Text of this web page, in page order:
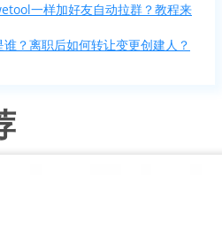
一样加好友自动拉群？教程来
？离职后如何转让变更创建人？